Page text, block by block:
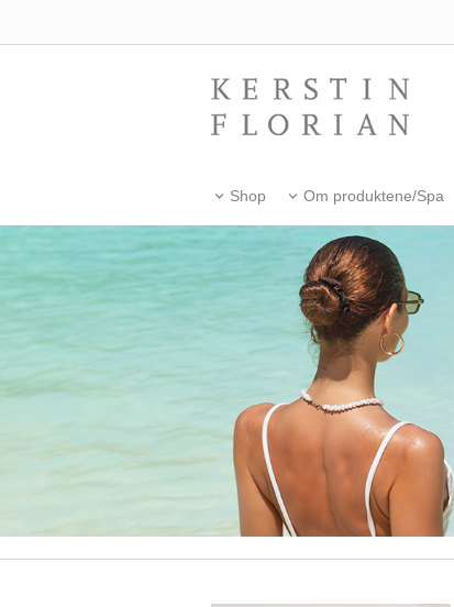
Shop Om produktene/Spa